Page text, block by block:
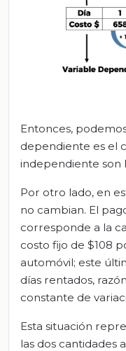
Entonces,
dependiente es el
independiente son
Por otro lado, en
no cambian. El
corresponde a la
costo fijo de $108
automóvil; este
días rentados,
constante de
Esta situación
las dos cantidades